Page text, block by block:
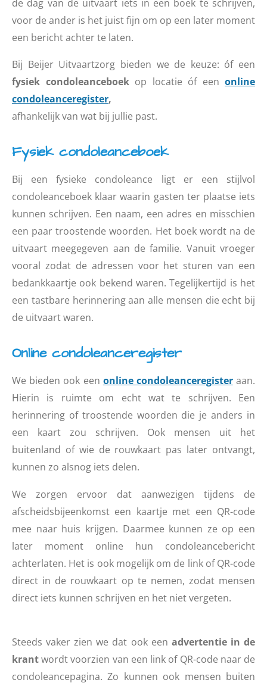
de dag van de uitvaart iets in een boek te schrijven,
voor de ander is het juist fijn om op een later moment
een bericht achter te laten.
Bij Beijer Uitvaartzorg bieden we de keuze: óf een
fysiek condoleanceboekop locatie óf een online
condoleanceregister,
afhankelijk van wat bij jullie past.
Fysiek condoleanceboek
Bij een fysieke condoleance ligt er een stijlvol
condoleanceboek klaar waarin gasten ter plaatse iets
kunnen schrijven. Een naam, een adres en misschien
een paar troostende woorden. Het boek wordt na de
uitvaart meegegeven aan de familie. Vanuit vroeger
vooral zodat de adressen voor het sturen van een
bedankkaartje ook bekend waren. Tegelijkertijd is het
een tastbare herinnering aan alle mensen die echt bij
de uitvaart waren.
Online condoleanceregister
We bieden ook een online condoleanceregisteraan.
Hierin is ruimte om echt wat te schrijven. Een
herinnering of troostende woorden die je anders in
een kaart zou schrijven. Ook mensen uit het
buitenland of wie de rouwkaart pas later ontvangt,
kunnen zo alsnog iets delen.
We zorgen ervoor dat aanwezigen tijdens de
afscheidsbijeenkomst een kaartje met een QR-code
mee naar huis krijgen. Daarmee kunnen ze op een
later moment online hun condoleancebericht
achterlaten. Het is ook mogelijk om de link of QR-code
direct in de rouwkaart op te nemen, zodat mensen
direct iets kunnen schrijven en het niet vergeten.
Steeds vaker zien we dat ook een advertentie in de
krantwordt voorzien van een link of QR-code naar de
condoleancepagina. Zo kunnen ook mensen buiten